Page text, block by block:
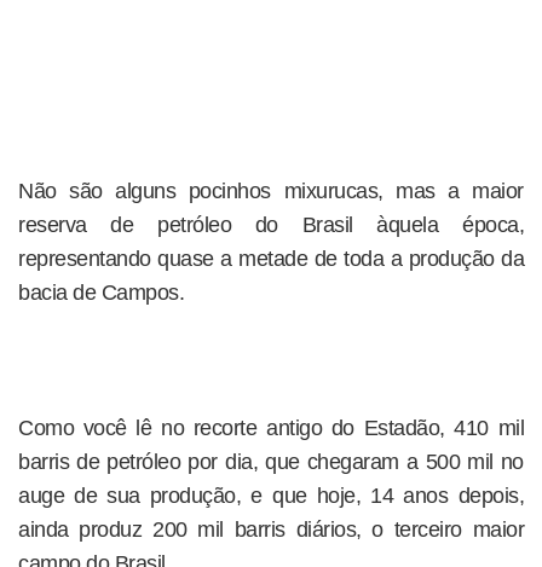
Não são alguns pocinhos mixurucas, mas a maior
reserva de petróleo do Brasil àquela época,
representando quase a metade de toda a produção da
bacia de Campos.
Como você lê no recorte antigo do Estadão, 410 mil
barris de petróleo por dia, que chegaram a 500 mil no
auge de sua produção, e que hoje, 14 anos depois,
ainda produz 200 mil barris diários, o terceiro maior